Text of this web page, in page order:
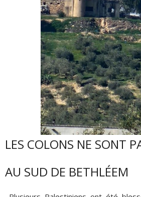
LES COLONS NE SONT
AU SUD DE BETHLÉEM